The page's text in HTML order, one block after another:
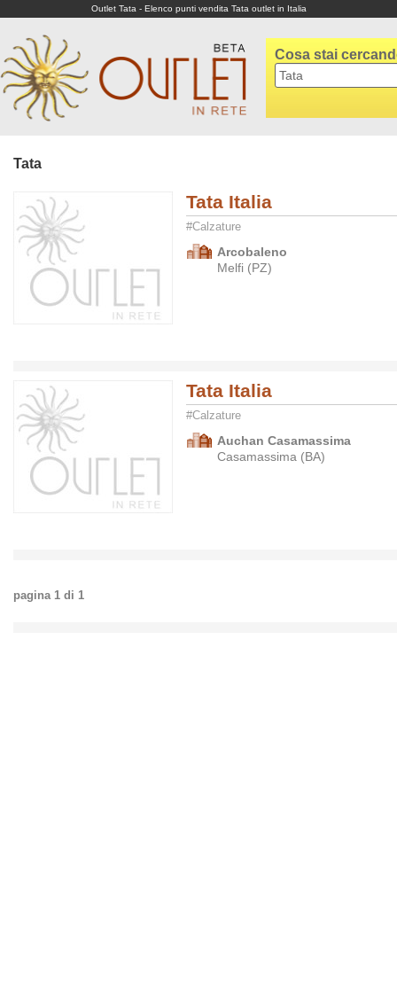
Outlet Tata - Elenco punti vendita Tata outlet in Italia
Cosa stai
Tata
Tata Italia
#Calzature
Arcobaleno
Melfi (PZ)
Tata Italia
#Calzature
Auchan Casamassima
Casamassima (BA)
pagina 1 di 1